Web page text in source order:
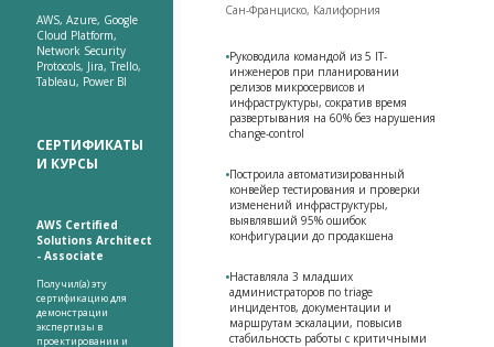
AWS, Azure, Google
Cloud Platform,
Network Security
Protocols, Jira, Trello,
Tableau, Power BI
СЕРТИФИКАТЫ
И КУРСЫ
AWS Certified
Solutions Architect
- Associate
Получил(а) эту
сертификацию для
демонстрации
экспертизы в
проектировании и
Сан-Франциско, Калифорния
•Руководила командой из 5 IT-
инженеров при планировании
релизов микросервисов и
инфраструктуры, сократив время
развертывания на 60% без нарушения
change-control
•Построила автоматизированный
конвейер тестирования и проверки
изменений инфраструктуры,
выявлявший 95% ошибок
конфигурации до продакшена
•Наставляла 3 младших
администраторов по triage
инцидентов, документации и
маршрутам эскалации, повысив
стабильность работы с критичными